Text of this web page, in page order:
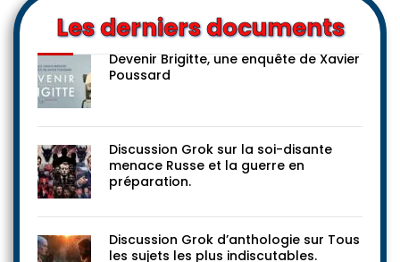
Les derniers documents
Devenir Brigitte, une enquête de Xavier
Poussard
Discussion Grok sur la soi-disante
menace Russe et la guerre en
préparation.
Discussion Grok d’anthologie sur Tous
les sujets les plus indiscutables.